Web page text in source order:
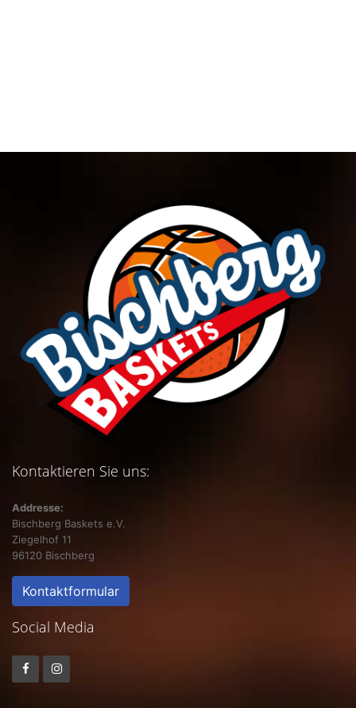
Kontaktieren Sie uns:
Addresse:
Bischberg Baskets e.V.
Ziegelhof 11
96120 Bischberg
Kontaktformular
Social Media